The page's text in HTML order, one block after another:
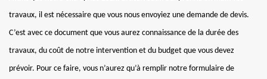
travaux, il est nécessaire que vous nous envoyiez une demande de devis.
C’est avec ce document que vous aurez connaissance de la durée des
travaux, du coût de notre intervention et du budget que vous devez
prévoir. Pour ce faire, vous n’aurez qu’à remplir notre formulaire de